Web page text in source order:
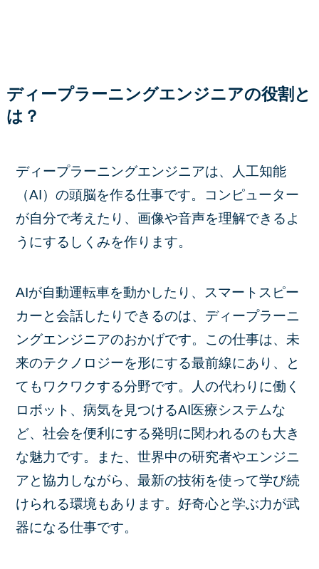
ディープラーニングエンジニアの役割と
は？
ディープラーニングエンジニアは、人工知能
（AI）の頭脳を作る仕事です。コンピューター
が自分で考えたり、画像や音声を理解できるよ
うにするしくみを作ります。
AIが自動運転車を動かしたり、スマートスピー
カーと会話したりできるのは、ディープラーニ
ングエンジニアのおかげです。この仕事は、未
来のテクノロジーを形にする最前線にあり、と
てもワクワクする分野です。人の代わりに働く
ロボット、病気を見つけるAI医療システムな
ど、社会を便利にする発明に関われるのも大き
な魅力です。また、世界中の研究者やエンジニ
アと協力しながら、最新の技術を使って学び続
けられる環境もあります。好奇心と学ぶ力が武
器になる仕事です。